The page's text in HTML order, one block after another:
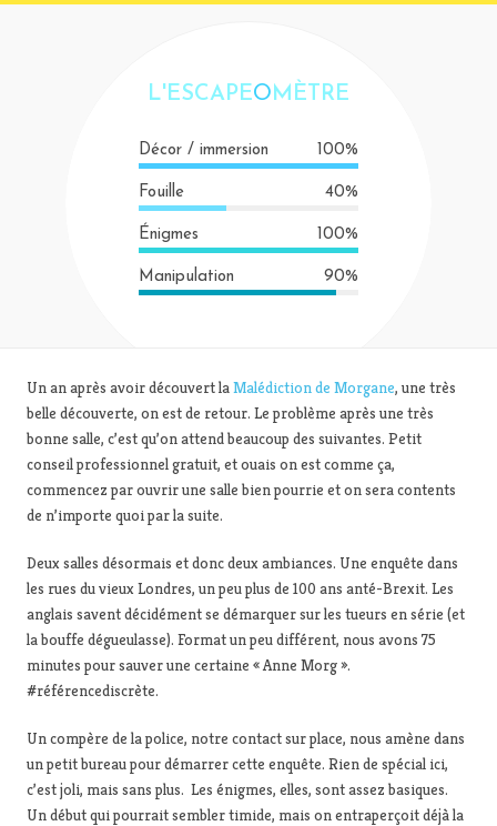
L'ESCAPEOMÈTRE
Décor / immersion 100%
Fouille 40%
Énigmes 100%
Manipulation 90%
Un an après avoir découvert laMalédiction de Morgane, une très
belle découverte, on est de retour. Le problème après une très
bonne salle, c’est qu’on attend beaucoup des suivantes. Petit
conseil professionnel gratuit, et ouais on est comme ça,
commencez par ouvrir une salle bien pourrie et on sera contents
de n’importe quoi par la suite.
Deux salles désormais et donc deux ambiances. Une enquête dans
les rues du vieux Londres, un peu plus de 100 ans anté-Brexit. Les
anglais savent décidément se démarquer sur les tueurs en série (et
la bouffe dégueulasse). Format un peu différent, nous avons 75
minutes pour sauver une certaine « Anne Morg ».
#référencediscrète.
Un compère de la police, notre contact sur place, nous amène dans
un petit bureau pour démarrer cette enquête. Rien de spécial ici,
c’est joli, mais sans plus. Les énigmes, elles, sont assez basiques.
Un début qui pourrait sembler timide, mais on entraperçoit déjà la